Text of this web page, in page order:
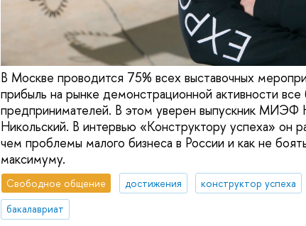
В Москве проводится 75% всех выставочных
прибыль на рынке демонстрационной активности
предпринимателей. В этом уверен выпускник
Никольский. В интервью «Конструктору успеха» он
чем проблемы малого бизнеса в России и как не
максимуму.
Свободное общение достижения конструктор успеха
бакалавриат